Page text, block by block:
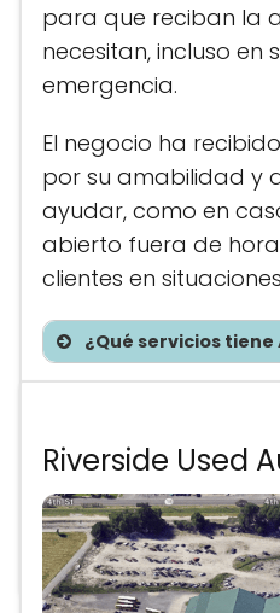
para que reciban la
necesitan, incluso en
emergencia.
El negocio ha
por su amabilidad y
ayudar, como en
abierto fuera de
clientes en
¿Qué servicios tiene
Precios
Riverside Used